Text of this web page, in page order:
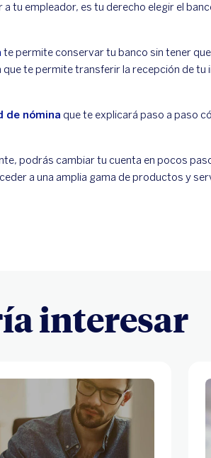
tu empleador, es tu derecho elegir el
te permite conservar tu banco sin tener
te permite transferir la recepción de tu
de nómina que te explicará paso a paso
podrás cambiar tu cuenta en pocos
a una amplia gama de productos y
interesar